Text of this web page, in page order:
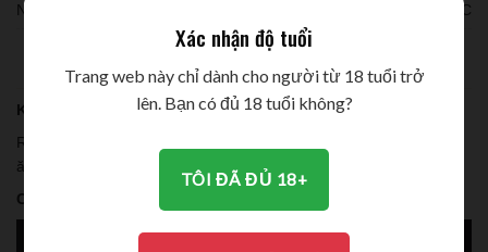
Nồng độ: 13 % ALC
THƯỞNG THỨC
Kết hợp thức ăn
Rượu vang trắng Due Palme Bagnara đặc phù hợp với các thức
ăn như cá, thịt gà và các loại gia cầm khác.
Cách phục vụ và thưởng thức
Xác nhận độ tuổi
Trang web này chỉ dành cho người từ 18 tuổi trở
lên. Bạn có đủ 18 tuổi không?
TÔI ĐÃ ĐỦ 18+